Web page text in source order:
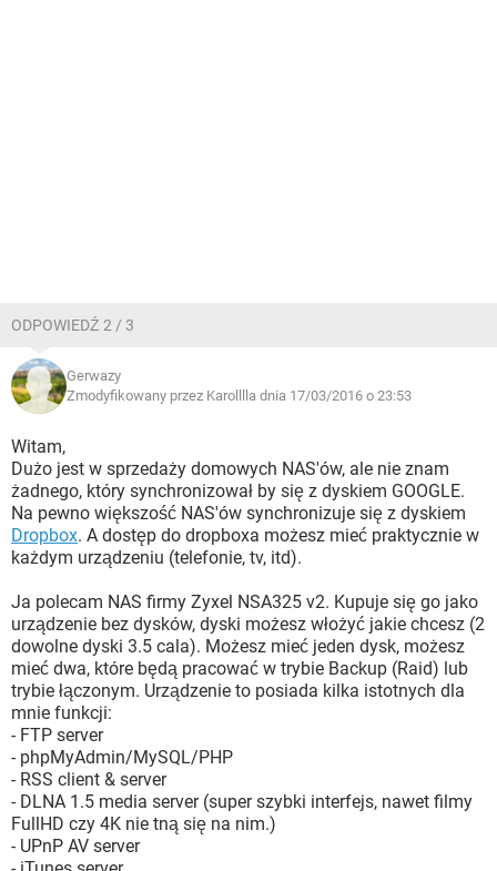
ODPOWIEDŹ 2 / 3
Gerwazy
Zmodyfikowany przez Karolllla dnia 17/03/2016 o 23:53
Witam,
Dużo jest w sprzedaży domowych NAS'ów, ale nie znam
żadnego, który synchronizował by się z dyskiem GOOGLE.
Na pewno większość NAS'ów synchronizuje się z dyskiem
Dropbox. A dostęp do dropboxa możesz mieć praktycznie w
każdym urządzeniu (telefonie, tv, itd).
Ja polecam NAS firmy Zyxel NSA325 v2. Kupuje się go jako
urządzenie bez dysków, dyski możesz włożyć jakie chcesz (2
dowolne dyski 3.5 cala). Możesz mieć jeden dysk, możesz
mieć dwa, które będą pracować w trybie Backup (Raid) lub
trybie łączonym. Urządzenie to posiada kilka istotnych dla
mnie funkcji:
- FTP server
- phpMyAdmin/MySQL/PHP
- RSS client & server
- DLNA 1.5 media server (super szybki interfejs, nawet filmy
FullHD czy 4K nie tną się na nim.)
- UPnP AV server